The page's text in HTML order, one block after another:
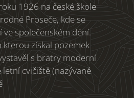
1926 na české škole
Proseče, kde se
společenském dění.
získal pozemek
s bratry moderní
cvičiště (nazývané